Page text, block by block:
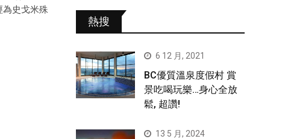
為史戈米殊
熱搜
6 12 月, 2021
BC優質溫泉度假村 賞
景吃喝玩樂…身心全放
鬆, 超讚!
13 5 月, 2024